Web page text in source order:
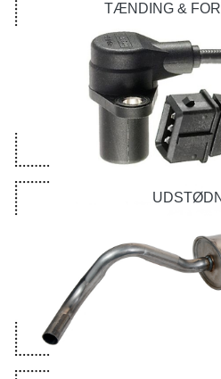
TÆNDING &